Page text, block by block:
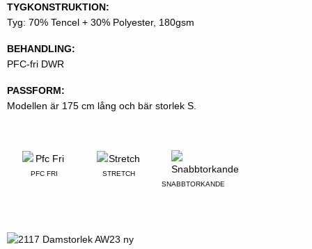
TYGKONSTRUKTION:
Tyg: 70% Tencel + 30% Polyester, 180gsm
BEHANDLING:
PFC-fri DWR
PASSFORM:
Modellen är 175 cm lång och bär storlek S.
PFC FRI
STRETCH
SNABBTORKANDE